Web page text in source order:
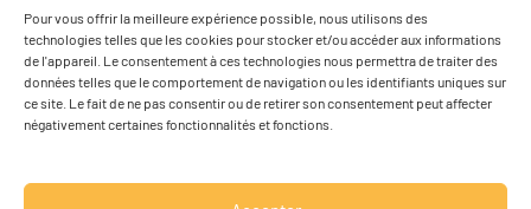
Pour vous offrir la meilleure expérience possible, nous utilisons des
technologies telles que les cookies pour stocker et/ou accéder aux informations
de l'appareil. Le consentement à ces technologies nous permettra de traiter des
données telles que le comportement de navigation ou les identifiants uniques sur
ce site. Le fait de ne pas consentir ou de retirer son consentement peut affecter
négativement certaines fonctionnalités et fonctions.